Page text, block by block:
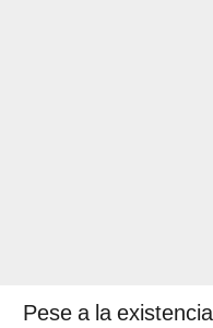
Pese a la